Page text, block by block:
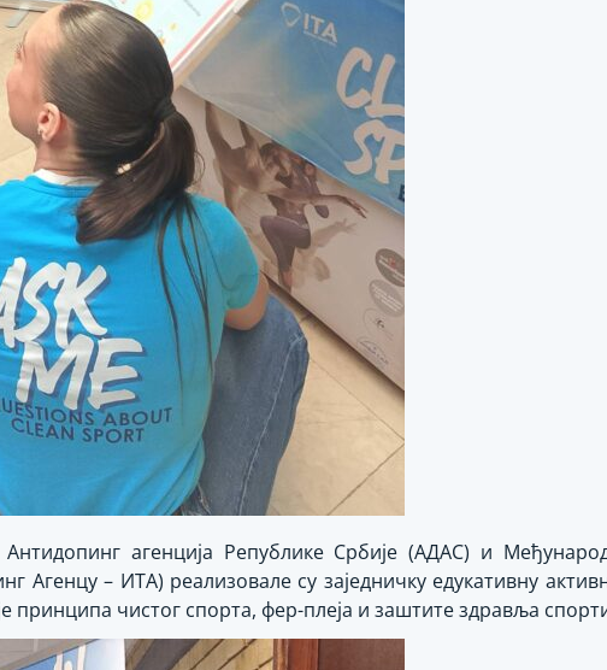
агенција Републике Србије (АДАС) и
Агенцy – ИТА) реализовале су заједничку едукативну
чистог спорта, фер-плеја и заштите здравља